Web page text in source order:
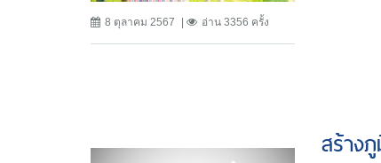
8 ตุลาคม 2567 อ่าน 3356 ครั้ง
สร้าง